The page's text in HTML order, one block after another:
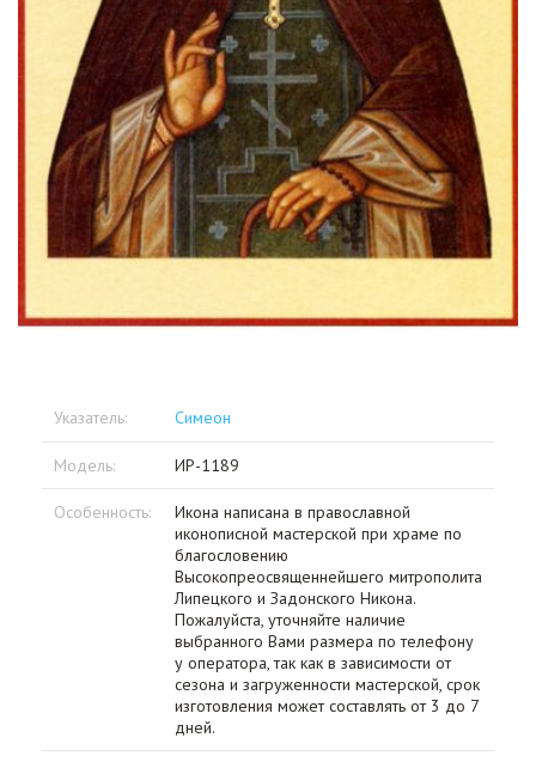
Указатель: Симеон
Модель: ИР-1189
Особенность:
Икона написана в православной
иконописной мастерской при храме по
благословению
Высокопреосвященнейшего митрополита
Липецкого и Задонского Никона.
Пожалуйста, уточняйте наличие
выбранного Вами размера по телефону
у оператора, так как в зависимости от
сезона и загруженности мастерской, срок
изготовления может составлять от 3 до 7
дней.